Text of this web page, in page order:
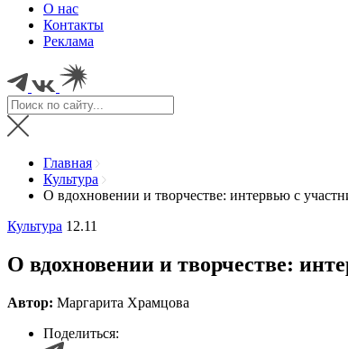
О нас
Контакты
Реклама
Главная
Культура
О вдохновении и творчестве: интервью с
Культура 12.11
О вдохновении и творчестве:
Автор: Маргарита Храмцова
Поделиться: